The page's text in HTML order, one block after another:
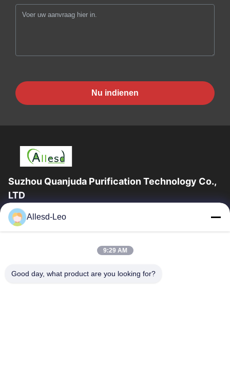
Nu indienen
Suzhou Quanjuda Purification Technology Co.,
LTD
16years ervaring, als belangrijke fabrikant en exporteur van
ESD & Cleanroom producten, bieden wij een volledige lijn van
Huis
Producten
Allesd-Leo
9:29 AM
Good day, what product are you looking for?